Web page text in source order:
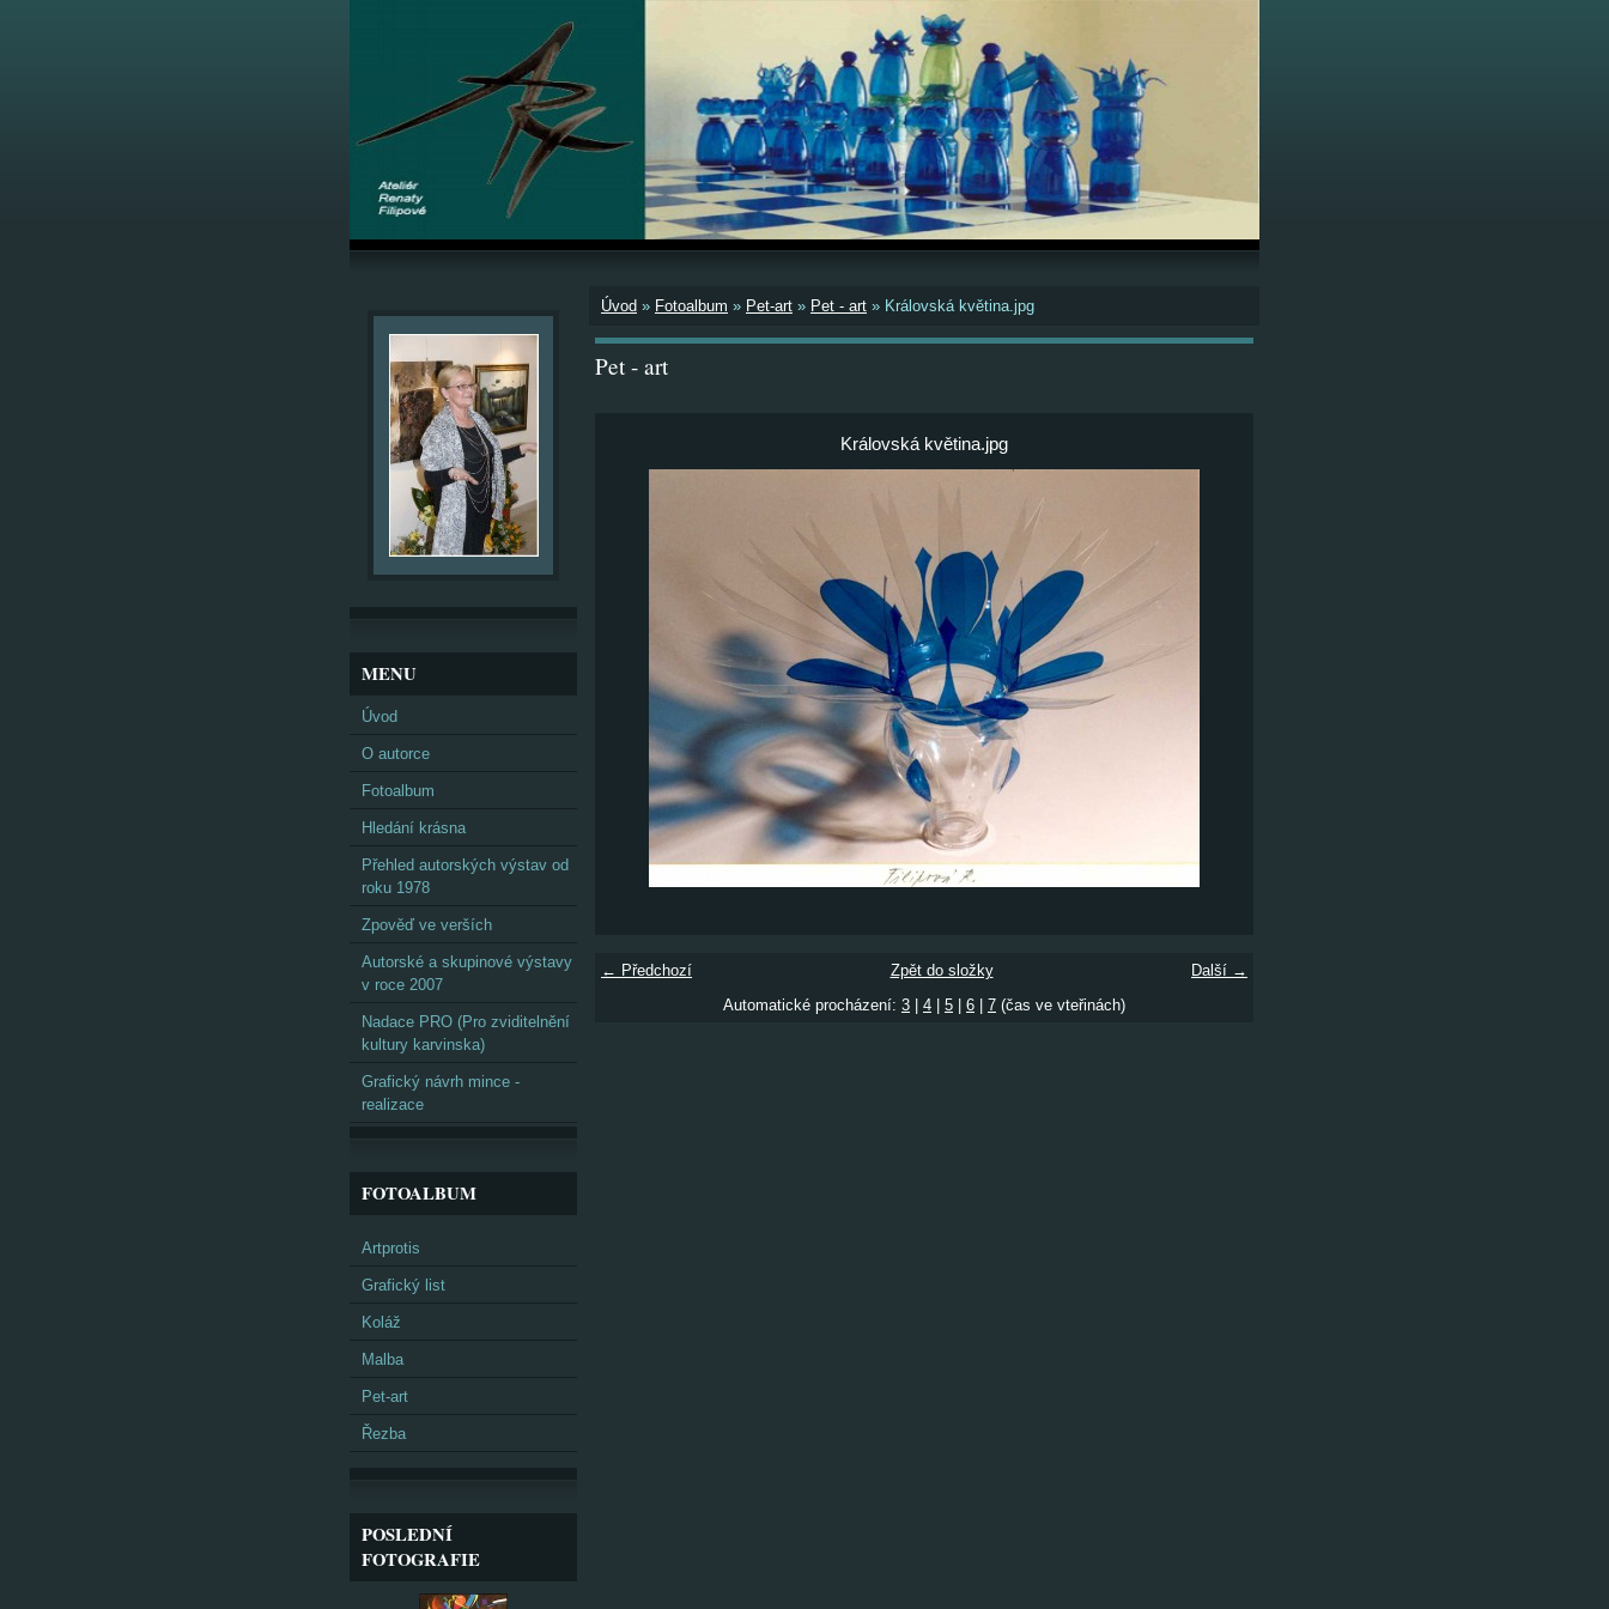
Úvod » Fotoalbum » Pet-art » Pet - art » Královská květina.jpg
Pet - art
Královská květina.jpg
← Předchozí Další →
Zpět do složky
Automatické procházení: 3 4 5 6 7 (čas ve vteřinách)
MENU
Úvod
O autorce
Fotoalbum
Hledání krásna
Přehled autorských výstav od
roku 1978
Zpověď ve verších
Autorské a skupinové výstavy
v roce 2007
Nadace PRO (Pro zviditelnění
kultury karvinska)
Grafický návrh mince -
realizace
FOTOALBUM
Artprotis
Grafický list
Koláž
Malba
Pet-art
Řezba
POSLEDNÍ
FOTOGRAFIE